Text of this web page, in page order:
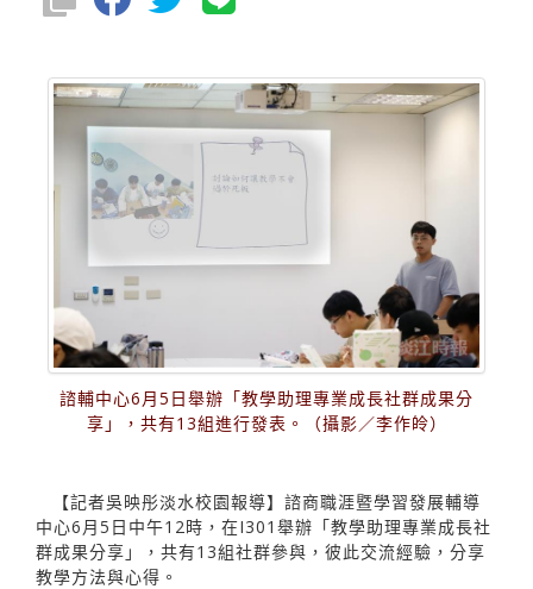
諮輔中心6月5日舉辦「教學助理專業成長社群成果分
享」，共有13組進行發表。（攝影／李作皊）
【記者吳映彤淡水校園報導】諮商職涯暨學習發展輔導
中心6月5日中午12時，在I301舉辦「教學助理專業成長社
群成果分享」，共有13組社群參與，彼此交流經驗，分享
教學方法與心得。